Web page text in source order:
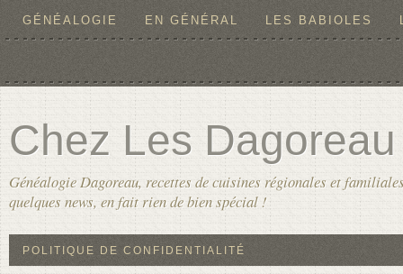
GÉNÉALOGIE EN GÉNÉRAL LES BABIOLES
Chez Les Dagoreau
Généalogie Dagoreau, recettes de cuisines régionales et
quelques news, en fait rien de bien spécial !
POLITIQUE DE CONFIDENTIALITÉ